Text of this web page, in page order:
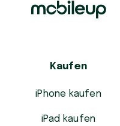
Kaufen
iPhone kaufen
iPad kaufen